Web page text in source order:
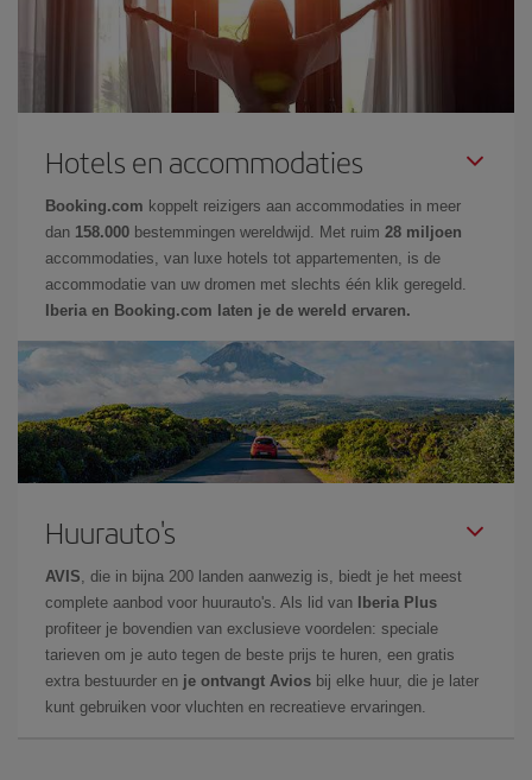
Hotels en accommodaties
Booking.com koppelt reizigers aan accommodaties in meer
dan 158.000 bestemmingen wereldwijd. Met ruim 28 miljoen
accommodaties, van luxe hotels tot appartementen, is de
accommodatie van uw dromen met slechts één klik geregeld.
Iberia en Booking.com laten je de wereld ervaren.
Huurauto's
AVIS , die in bijna 200 landen aanwezig is, biedt je het meest
complete aanbod voor huurauto's. Als lid van
Iberia Plus
profiteer je bovendien van exclusieve voordelen: speciale
tarieven om je auto tegen de beste prijs te huren, een gratis
extra bestuurder en je ontvangt Avios bij elke huur, die je later
kunt gebruiken voor vluchten en recreatieve ervaringen.